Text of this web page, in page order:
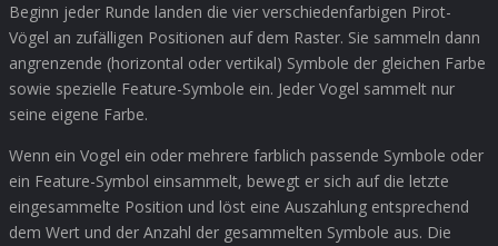
Beginn jeder Runde landen die vier verschiedenfarbigen Pirot-
Vögel an zufälligen Positionen auf dem Raster. Sie sammeln dann
angrenzende (horizontal oder vertikal) Symbole der gleichen Farbe
sowie spezielle Feature-Symbole ein. Jeder Vogel sammelt nur
seine eigene Farbe.
Wenn ein Vogel ein oder mehrere farblich passende Symbole oder
ein Feature-Symbol einsammelt, bewegt er sich auf die letzte
eingesammelte Position und löst eine Auszahlung entsprechend
dem Wert und der Anzahl der gesammelten Symbole aus. Die